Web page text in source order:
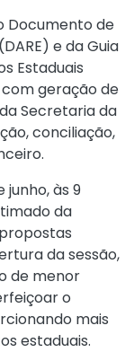
Documento de
e da Guia
Estaduais
com geração de
Secretaria da
conciliação,
junho, às 9
da
da sessão,
de menor
o
mais
estaduais.